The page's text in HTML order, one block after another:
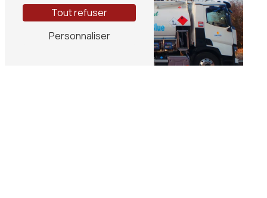
Tout refuser
Personnaliser